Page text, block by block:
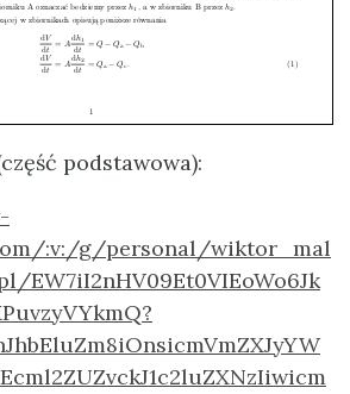
podstawowa):
:v:/g/personal/wiktor_mal
EW7iI2nHV09Et0VIEoWo6Jk